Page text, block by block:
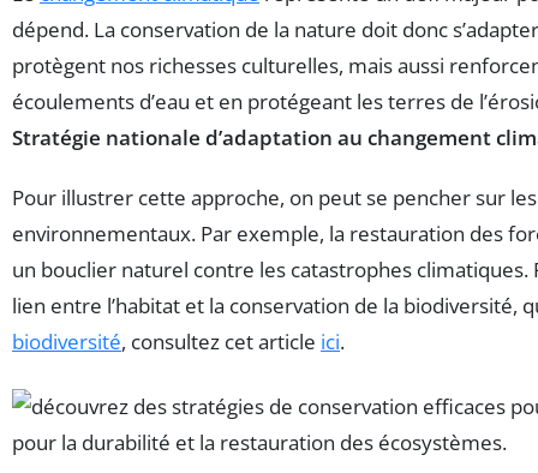
dépend. La conservation de la nature doit donc
protègent nos richesses culturelles, mais aussi
écoulements d’eau et en protégeant les terres de
Stratégie nationale d’adaptation au changement
Pour illustrer cette approche, on peut se pencher sur
environnementaux. Par exemple, la restauration des
un bouclier naturel contre les catastrophes
lien entre l’habitat et la conservation de la biodiversité,
biodiversité, consultez cet article ici.